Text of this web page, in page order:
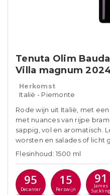
Tenuta Olim
Villa magnum
Herkomst
Italië - Piemonte
Rode wijn uit Italië, met
met nuances van rijpe
sappig, vol en aromatisch.
worsten en salades of licht
Flesinhoud: 1500 ml
95
Decanter
15
Perswijn
91
James
Suckling